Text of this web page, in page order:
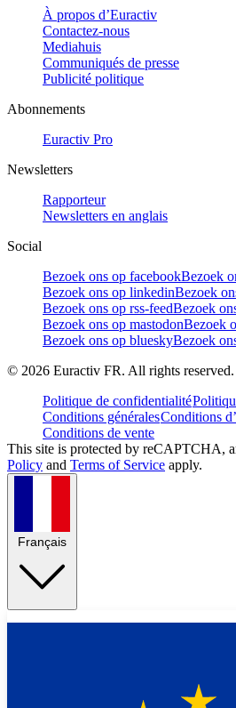
À propos d’Euractiv
Contactez-nous
Mediahuis
Communiqués de presse
Publicité politique
Abonnements
Euractiv Pro
Newsletters
Rapporteur
Newsletters en anglais
Social
Bezoek ons op facebookBezoek
Bezoek ons op linkedinBezoek
Bezoek ons op rss-feedBezoek
Bezoek ons op mastodonBezoek
Bezoek ons op blueskyBezoek
© 2026 Euractiv FR. All rights reserved.
Politique de confidentialité
Conditions généralesConditions
Conditions de vente
This site is protected by reCAPTCHA,
Policy and Terms of Service apply.
Français